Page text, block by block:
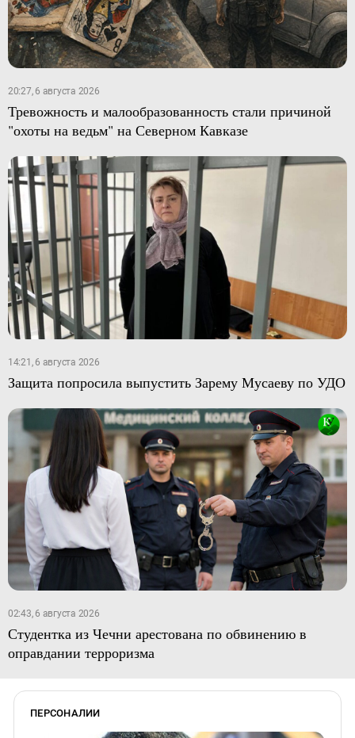
20:27, 6 августа 2026
Тревожность и малообразованность стали причиной
"охоты на ведьм" на Северном Кавказе
14:21, 6 августа 2026
Защита попросила выпустить Зарему Мусаеву по УДО
02:43, 6 августа 2026
Студентка из Чечни арестована по обвинению в
оправдании терроризма
ПЕРСОНАЛИИ